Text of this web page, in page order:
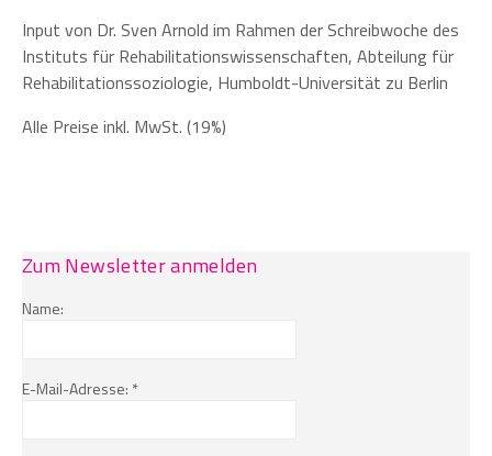
Input von Dr. Sven Arnold im Rahmen der Schreibwoche des
Instituts für Rehabilitationswissenschaften, Abteilung für
Rehabilitationssoziologie, Humboldt-Universität zu Berlin
Alle Preise inkl. MwSt. (19%)
Zum Newsletter anmelden
Name:
E-Mail-Adresse: *